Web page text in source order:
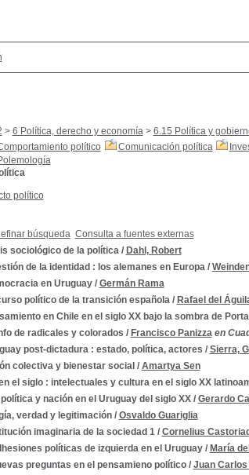
> 6 Política, derecho y economía> 6.15 Política y
político
Comunicación política
político
búsqueda Consulta a fuentes externas
sociológico de la política/ Dahl, Robert
de la identidad : los alemanes en Europa/
en Uruguay/ Germán Rama
político de la transición española/ Rafael del
en Chile en el siglo XX bajo la sombra de
de radicales y colorados / Francisco Panizza en
post-dictadura : estado, política, actores / Sierra,
colectiva y bienestar social / Amartya Sen
el siglo : intelectuales y cultura en el siglo XX
política y nación en el Uruguay del siglo XX/ Gerardo
verdad y legitimación/ Osvaldo Guariglia
imaginaria de la sociedad 1/ Cornelius
políticas de izquierda en el Uruguay/ María
preguntas en el pensamieno político/ Juan